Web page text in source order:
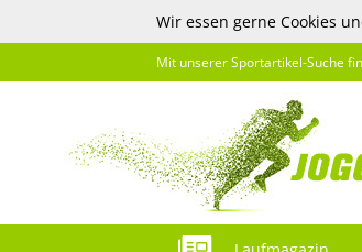
Wir essen gerne Cookies
Mit unserer Sportartikel-Suche